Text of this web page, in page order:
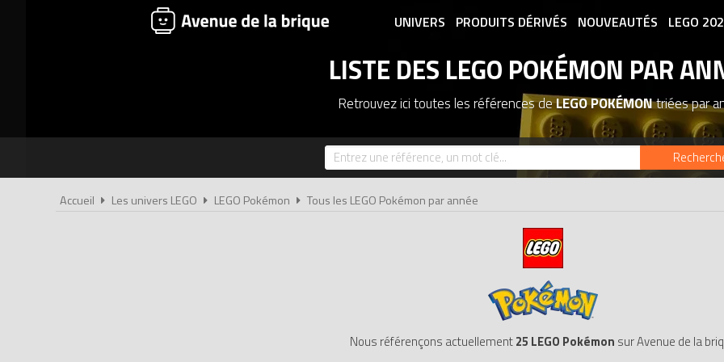
UNIVERS PRODUITS DÉRIVÉS NOUVEAUTÉS LEGO
ASSOCIATIONS DE FANS
LISTE DES LEGO POKÉMON PAR
Retrouvez ici toutes les références deLEGO POKÉMONtriées par
Accueil Les univers LEGO LEGO Pokémon Tous les LEGO Pokémon par année
Nous référençons actuellement25 LEGO Pokémon sur Avenue de la